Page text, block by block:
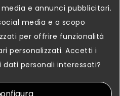
del cockpit
ai dettagli ci ha
unsistema di
e annunci pubblicitari.
media e a scopo
per offrire funzionalità
personalizzati. Accetti i
personali interessati?